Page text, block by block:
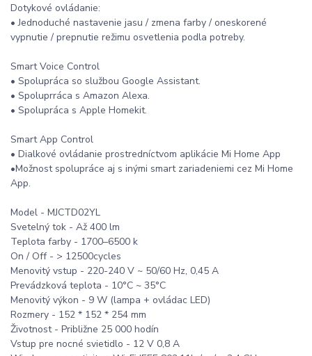
Dotykové ovládanie:
• Jednoduché nastavenie jasu / zmena farby / oneskorené
vypnutie / prepnutie režimu osvetlenia podla potreby.
Smart Voice Control
• Spolupráca so službou Google Assistant.
• Spoluprráca s Amazon Alexa.
• Spolupráca s Apple Homekit.
Smart App Control
• Dialkové ovládanie prostredníctvom aplikácie Mi Home App
•Možnost spolupráce aj s inými smart zariadeniemi cez Mi Home
App.
Model - MJCTD02YL
Svetelný tok - Až 400 lm
Teplota farby - 1700–6500 k
On / Off - > 12500cycles
Menovitý vstup - 220-240 V ~ 50/60 Hz, 0,45 A
Prevádzková teplota - 10°C ~ 35°C
Menovitý výkon - 9 W (lampa + ovládac LED)
Rozmery - 152 * 152 * 254 mm
Životnost - Približne 25 000 hodín
Vstup pre nocné svietidlo - 12 V 0,8 A